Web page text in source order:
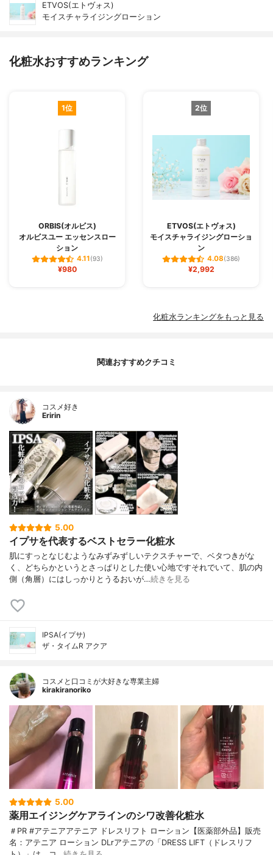
ETVOS(エトヴォス)
モイスチャライジングローション
化粧水おすすめランキング
1位
ORBIS(オルビス)
オルビスユー エッセンスロー
ション
4.11(93)
¥980
2位
ETVOS(エトヴォス)
モイスチャライジングローショ
ン
4.08(386)
¥2,992
化粧水ランキングをもっと見る
関連おすすめクチコミ
コスメ好き
Eririn
5.00
イプサを代表するベストセラー化粧水
肌にすっとなじむようなみずみずしいテクスチャーで、ベタつきがな
く、どちらかというとさっぱりとした使い心地ですそれでいて、肌の内
側（角層）にはしっかりとうるおいが…続きを見る
IPSA(イプサ)
ザ・タイムR アクア
コスメと口コミが大好きな専業主婦
kirakiranoriko
5.00
薬用エイジングケアラインのシワ改善化粧水
＃PR #アテニアアテニア ドレスリフト ローション【医薬部外品】販売
名：アテニア ローション DLrアテニアの「DRESS LIFT（ドレスリフ